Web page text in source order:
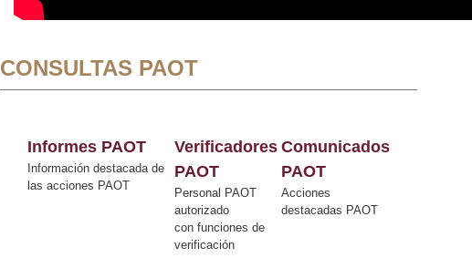
CONSULTAS PAOT
Informes PAOT
Información destacada de
las acciones PAOT
Verificadores
PAOT
Personal PAOT
autorizado
con funciones de
verificación
Comunicados
PAOT
Acciones
destacadas PAOT